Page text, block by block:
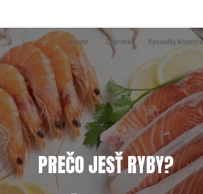
Vitajte Zdarma Výsledky klientov
PREČO JESŤ RYBY?